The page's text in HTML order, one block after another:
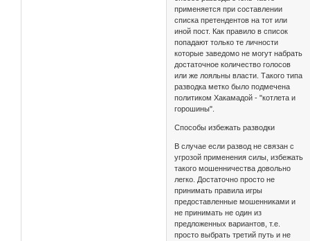
применяется при составлении
списка претендентов на тот или
иной пост. Как правило в список
попадают только те личности
которые заведомо не могут набрать
достаточное количество голосов
или же лояльны власти. Такого типа
разводка метко было подмечена
политиком Хакамадой - "котлета и
горошины".
Способы избежать разводки
В случае если развод не связан с
угрозой применения силы, избежать
такого мошенничества довольно
легко. Достаточно просто не
принимать правила игры
предоставленные мошенниками и
не принимать не один из
предложенных вариантов, т.е.
просто выбрать третий путь и не